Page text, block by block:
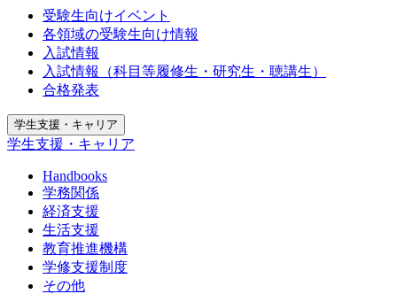
受験生向けイベント
各領域の受験生向け情報
入試情報
入試情報（科目等履修生・研究生・聴講生）
合格発表
学生支援・キャリア
学生支援・キャリア
Handbooks
学務関係
経済支援
生活支援
教育推進機構
学修支援制度
その他